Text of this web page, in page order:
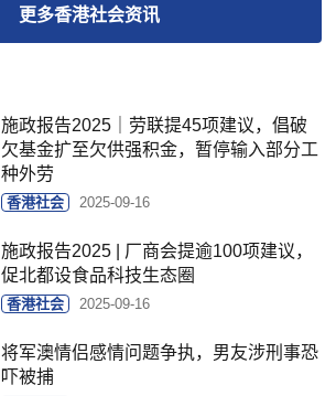
更多香港社会资讯
施政报告2025｜劳联提45项建议，倡破
欠基金扩至欠供强积金，暂停输入部分工
种外劳
香港社会 2025-09-16
施政报告2025 | 厂商会提逾100项建议，
促北都设食品科技生态圈
香港社会 2025-09-16
将军澳情侣感情问题争执，男友涉刑事恐
吓被捕